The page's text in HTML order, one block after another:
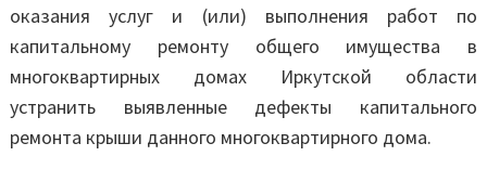
оказания услуг и (или) выполнения работ по
капитальному ремонту общего имущества в
многоквартирных домах Иркутской области
устранить выявленные дефекты капитального
ремонта крыши данного многоквартирного дома.